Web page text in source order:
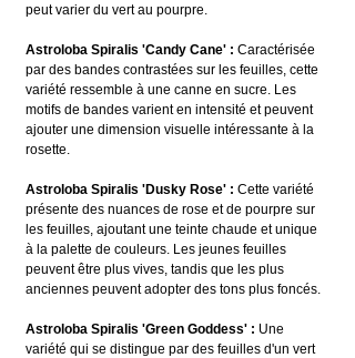
peut varier du vert au pourpre.
Astroloba Spiralis 'Candy Cane' : Caractérisée
par des bandes contrastées sur les feuilles, cette
variété ressemble à une canne en sucre. Les
motifs de bandes varient en intensité et peuvent
ajouter une dimension visuelle intéressante à la
rosette.
Astroloba Spiralis 'Dusky Rose' : Cette variété
présente des nuances de rose et de pourpre sur
les feuilles, ajoutant une teinte chaude et unique
à la palette de couleurs. Les jeunes feuilles
peuvent être plus vives, tandis que les plus
anciennes peuvent adopter des tons plus foncés.
Astroloba Spiralis 'Green Goddess' : Une
variété qui se distingue par des feuilles d'un vert